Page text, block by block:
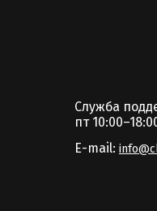
Служба
пт
E-mail: